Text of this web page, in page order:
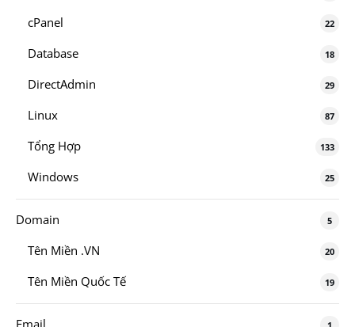
cPanel 22
Database 18
DirectAdmin 29
Linux 87
Tổng Hợp 133
Windows 25
Domain 5
Tên Miền .VN 20
Tên Miền Quốc Tế 19
Email 1